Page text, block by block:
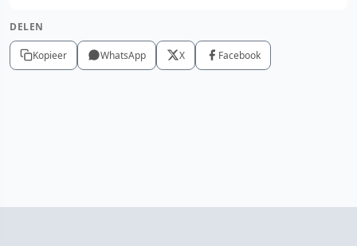
DELEN
Kopieer WhatsApp X Facebook